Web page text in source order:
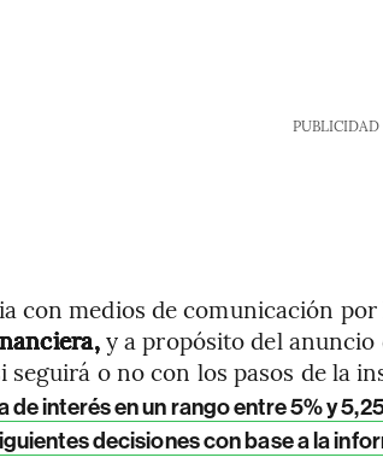
PUBLICIDAD
con medios de comunicación
y a propósito del anuncio
seguirá o no con los pasos de la
de interés en un rango entre 5% y
decisiones con base a la